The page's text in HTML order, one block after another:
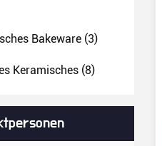
Bakeware (3)
Keramisches (8)